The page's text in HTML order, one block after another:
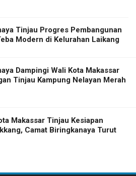
Tinjau Progres Pembangunan
Modern di Kelurahan Laikang
Dampingi Wali Kota Makassar
Tinjau Kampung Nelayan Merah
Makassar Tinjau Kesiapan
Camat Biringkanaya Turut